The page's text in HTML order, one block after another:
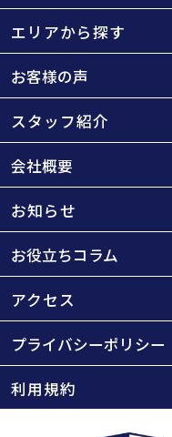
エリアから探す
お客様の声
スタッフ紹介
会社概要
お知らせ
お役立ちコラム
アクセス
プライバシーポリシー
利用規約